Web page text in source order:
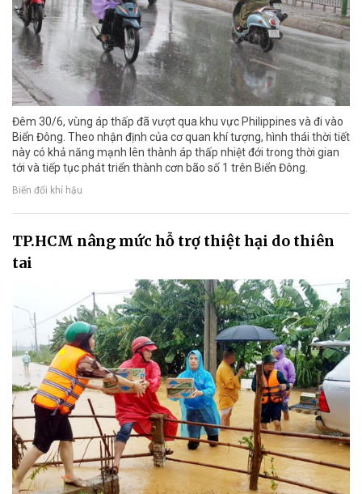
Đêm 30/6, vùng áp thấp đã vượt qua khu vực Philippines và đi vào
Biển Đông. Theo nhận định của cơ quan khí tượng, hình thái thời tiết
này có khả năng mạnh lên thành áp thấp nhiệt đới trong thời gian
tới và tiếp tục phát triển thành cơn bão số 1 trên Biển Đông.
Biến đổi khí hậu
TP.HCM nâng mức hỗ trợ thiệt hại do thiên
tai